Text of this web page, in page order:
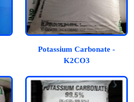
Potassium Carbonate -
K2CO3